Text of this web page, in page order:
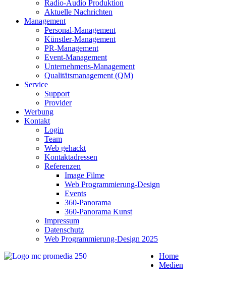
Radio-Audio Produktion
Aktuelle Nachrichten
Management
Personal-Management
Künstler-Management
PR-Management
Event-Management
Unternehmens-Management
Qualitätsmanagement (QM)
Service
Support
Provider
Werbung
Kontakt
Login
Team
Web gehackt
Kontaktadressen
Referenzen
Image Filme
Web Programmierung-Design
Events
360-Panorama
360-Panorama Kunst
Impressum
Datenschutz
Web Programmierung-Design 2025
Home
Medien